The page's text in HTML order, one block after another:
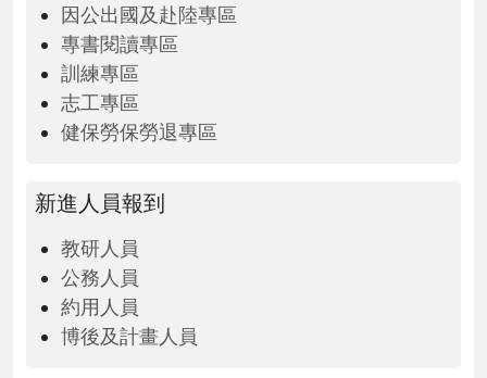
因公出國及赴陸專區
專書閱讀專區
訓練專區
志工專區
健保勞保勞退專區
新進人員報到
教研人員
公務人員
約用人員
博後及計畫人員